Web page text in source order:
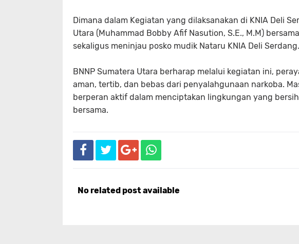
Dimana dalam Kegiatan yang dilaksanakan di KNIA Deli
Utara (Muhammad Bobby Afif Nasution, S.E., M.M)
sekaligus meninjau posko mudik Nataru KNIA Deli Serdang.
BNNP Sumatera Utara berharap melalui kegiatan ini,
aman, tertib, dan bebas dari penyalahgunaan narkoba.
berperan aktif dalam menciptakan lingkungan yang
bersama.
No related post available